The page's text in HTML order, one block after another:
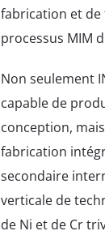
fabrication et de
processus MIM
Non seulement
capable de
conception,
fabrication
secondaire
verticale de
de Ni et de Cr